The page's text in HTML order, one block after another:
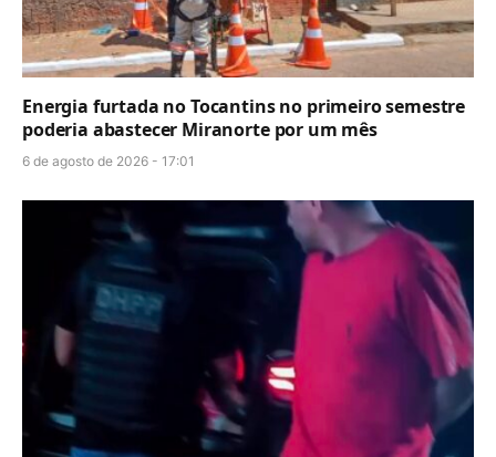
Energia furtada no Tocantins no primeiro semestre
poderia abastecer Miranorte por um mês
6 de agosto de 2026 - 17:01